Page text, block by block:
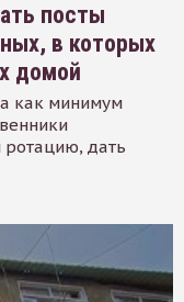
посты
в которых
домой
как минимум
ротацию, дать